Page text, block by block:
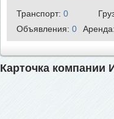
Транспорт: 0
Объявления: 0
Карточка